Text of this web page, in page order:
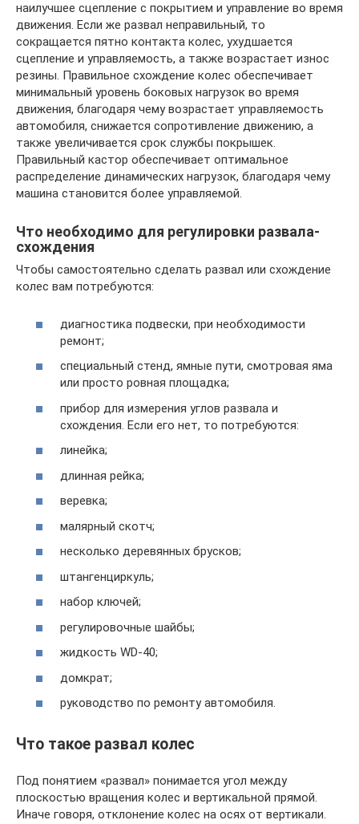
наилучшее сцепление с покрытием и управление во время
движения. Если же развал неправильный, то
сокращается пятно контакта колес, ухудшается
сцепление и управляемость, а также возрастает износ
резины. Правильное схождение колес обеспечивает
минимальный уровень боковых нагрузок во время
движения, благодаря чему возрастает управляемость
автомобиля, снижается сопротивление движению, а
также увеличивается срок службы покрышек.
Правильный кастор обеспечивает оптимальное
распределение динамических нагрузок, благодаря чему
машина становится более управляемой.
Что необходимо для регулировки развала-
схождения
Чтобы самостоятельно сделать развал или схождение
колес вам потребуются:
диагностика подвески, при необходимости
ремонт;
специальный стенд, ямные пути, смотровая яма
или просто ровная площадка;
прибор для измерения углов развала и
схождения. Если его нет, то потребуются:
линейка;
длинная рейка;
веревка;
малярный скотч;
несколько деревянных брусков;
штангенциркуль;
набор ключей;
регулировочные шайбы;
жидкость WD-40;
домкрат;
руководство по ремонту автомобиля.
Что такое развал колес
Под понятием «развал» понимается угол между
плоскостью вращения колес и вертикальной прямой.
Иначе говоря, отклонение колес на осях от вертикали.